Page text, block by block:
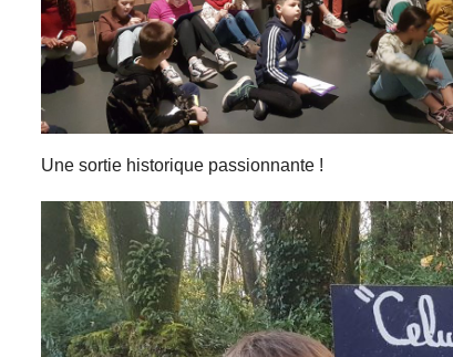
Une sortie historique passionnante !